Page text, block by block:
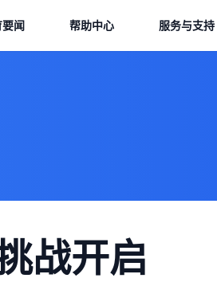
闻 帮助中心 服务与支持
战开启